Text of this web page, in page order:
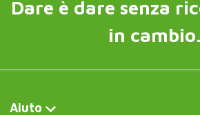
Dare è dare senza
in cambio.
Aiuto